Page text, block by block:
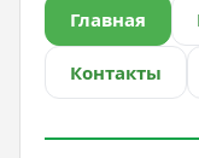
Главная
Контакты